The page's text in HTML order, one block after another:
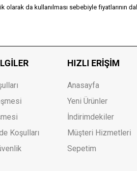
da kullanılması sebebiyle fiyatlarının
Koşulları
HIZLI ERIŞIM
Anasayfa
Yeni Ürünler
İndirimdekiler
Müşteri Hizmetleri
Sepetim